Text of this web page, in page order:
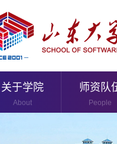
关于学院
About
师资队
People